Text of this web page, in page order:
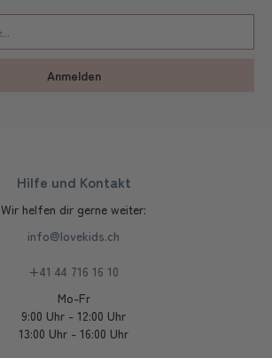
Anmelden
Hilfe und Kontakt
Wir helfen dir gerne weiter:
info@lovekids.ch
+41 44 716 16 10
Mo-Fr
9:00 Uhr - 12:00 Uhr
13:00 Uhr - 16:00 Uhr